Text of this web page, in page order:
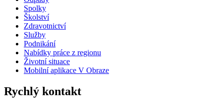
Spolky
Školství
Zdravotnictví
Služby
Podnikání
Nabídky práce z regionu
Životní situace
Mobilní aplikace V Obraze
Rychlý kontakt